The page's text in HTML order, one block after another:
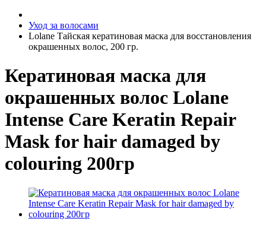
Уход за волосами
Lolane Тайская кератиновая маска для восстановления
окрашенных волос, 200 гр.
Кератиновая маска для
окрашенных волос Lolane
Intense Care Keratin Repair
Mask for hair damaged by
colouring 200гр